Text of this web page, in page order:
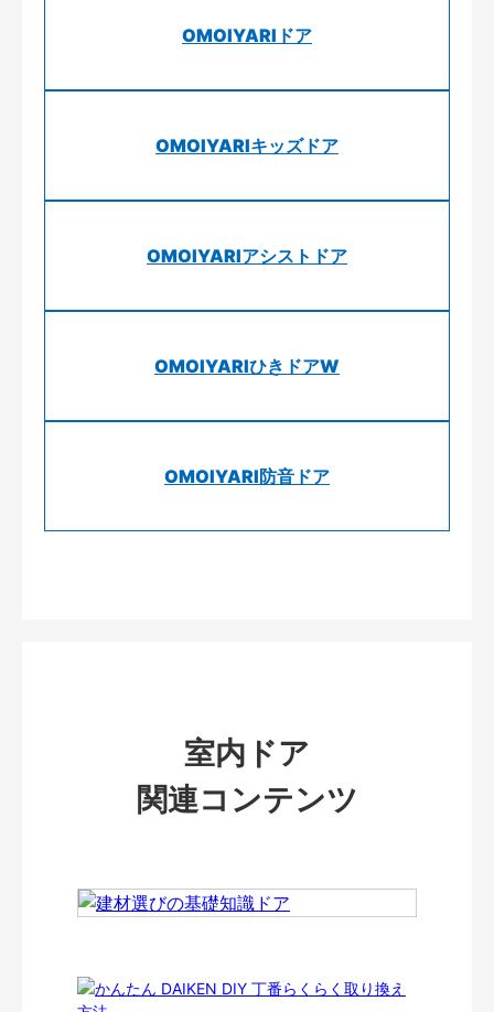
OMOIYARIドア
OMOIYARIキッズドア
OMOIYARIアシストドア
OMOIYARIひきドアW
OMOIYARI防音ドア
室内ドア
関連コンテンツ